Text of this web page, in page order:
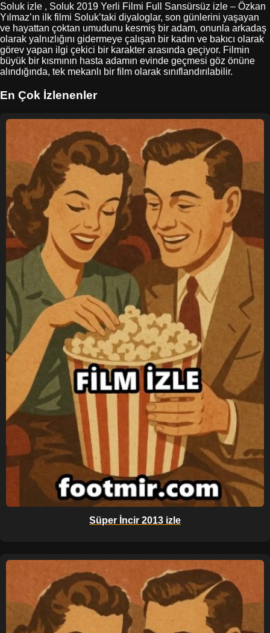
Soluk izle , Soluk 2019 Yerli Filmi Full Sansürsüz izle – Özkan
Yılmaz’ın ilk filmi Soluk’taki diyaloglar, son günlerini yaşayan
ve hayattan çoktan umudunu kesmiş bir adam, onunla arkadaş
olarak yalnızlığını gidermeye çalışan bir kadın ve bakıcı olarak
görev yapan ilgi çekici bir karakter arasında geçiyor. Filmin
büyük bir kısmının hasta adamın evinde geçmesi göz önüne
alındığında, tek mekanlı bir film olarak sınıflandırılabilir.
En Çok İzlenenler
Süper İncir 2013 izle